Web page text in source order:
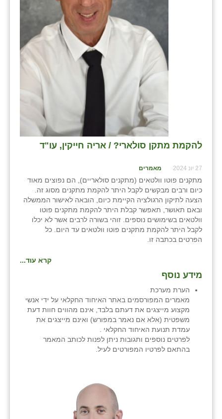
להקמת מתקן סולארי? / אריה חייקין, עו"ד
27 יונ 2024 מאמרים
מתקנים פוטו וולטאים (מתקנים סולאריים), הם נפוצים מאוד
כיום ורבים מבקשים לקבל היתר להקמת מתקנים מסוג זה.
הצעה לתיקון הרגולציה הקיימת כיום, הובאה לאישור הממשלה
ובאם תאושר, תאפשר קבלת היתר להקמת מתקנים פוטו
וולטאים בשימושים נוספים. זוהי בשורה לרבים אשר לא יכלו
לקבל היתר להקמת מתקנים פוטו וולטאים עד היום. כל
הפרטים בכתבה זו.
קרא עוד...
מידע נוסף
הערת מערכת
מאמרים המפורסמים באתר האיחוד החקלאי על ידי אנשי
מקצוע מייצגים את דעתם בלבד, אינם מהווים חוות דעת
משפטית (אלא אם נאמר במפורש) ואינם מייצגים את
עמדת תנועת האיחוד החקלאי .
לפרטים נוספים ותגובות ניתן לפנות לכותב המאמר
בהתאם לפרטיו המפורטים לעיל.